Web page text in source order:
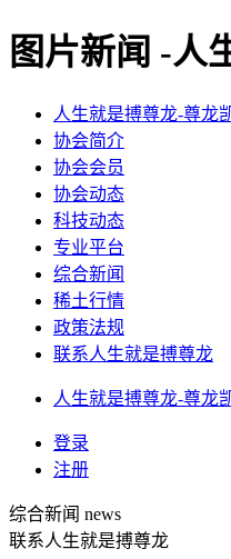
图片新闻 -人
人生就是搏尊龙-尊龙
协会简介
协会会员
协会动态
科技动态
专业平台
综合新闻
稀土行情
政策法规
联系人生就是搏尊龙
人生就是搏尊龙-尊龙
登录
注册
综合新闻 news
联系人生就是搏尊龙